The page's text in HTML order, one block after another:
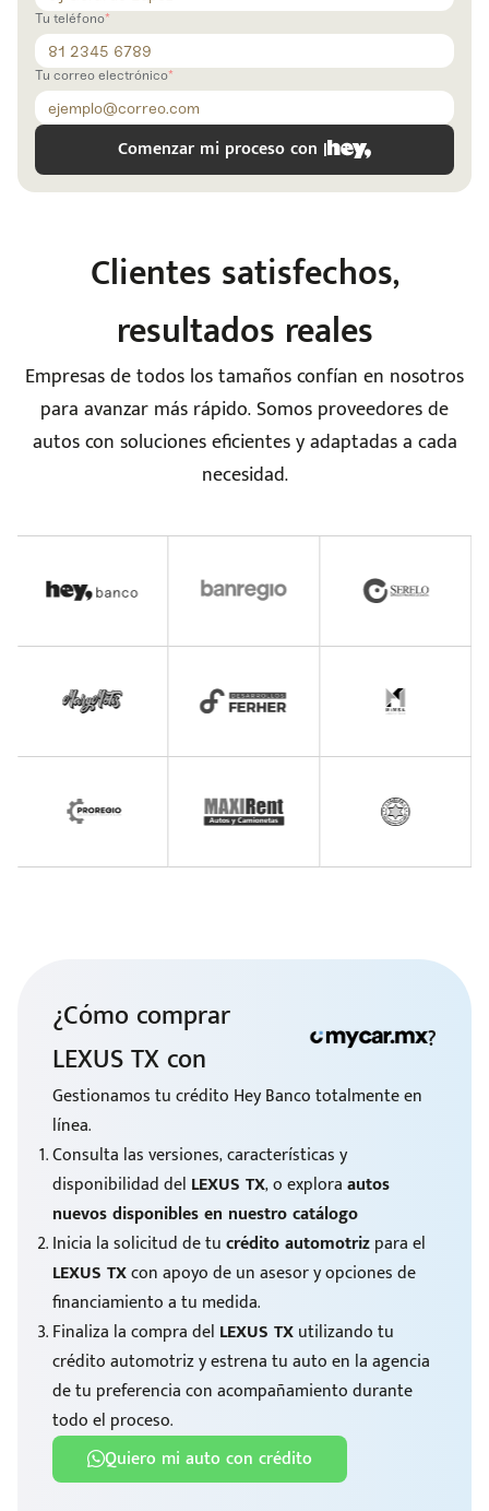
Escríbenos
+528121278366Postal
Ingresar
Tu teléfono
Tu correo electrónico
Comenzar mi proceso con |
Clientes satisfechos,
resultados reales
Empresas de todos los tamaños confían en nosotros
para avanzar más rápido. Somos proveedores de
autos con soluciones eficientes y adaptadas a cada
necesidad.
¿Cómo comprar
LEXUS TX con
?
Gestionamos tu crédito Hey Banco totalmente en
línea.
Consulta las versiones, características y
disponibilidad del LEXUS TX, o exploraautos
nuevos disponibles en nuestro catálogo
Inicia la solicitud de tucrédito automotrizpara el
LEXUS TXcon apoyo de un asesor y opciones de
financiamiento a tu medida.
Finaliza la compra del LEXUS TXutilizando tu
crédito automotriz y estrena tu auto en la agencia
de tu preferencia con acompañamiento durante
todo el proceso.
Quiero mi auto con crédito